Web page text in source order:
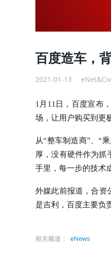
百度造车，
2021-01-13
1月11日，百度宣布
场，让用户购买到更
从“整车制造商”、“
厚，没有硬件作为抓
手里，每一步的技术
外媒此前报道，合资
是吉利，百度主要负
相关频道： eNews